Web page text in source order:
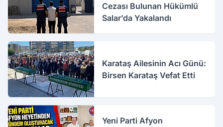
Cezası Bulunan Hükümlü
Salar’da Yakalandı
Karataş Ailesinin Acı Günü:
Birsen Karataş Vefat Etti
Yeni Parti Afyon